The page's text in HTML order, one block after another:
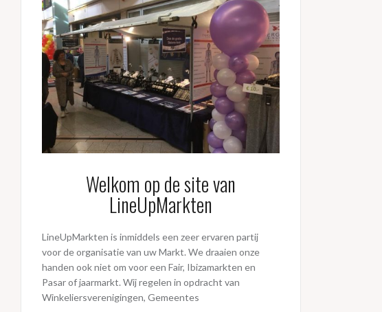
Welkom op de site van
LineUpMarkten
LineUpMarkten is inmiddels een zeer ervaren partij
voor de organisatie van uw Markt. We draaien onze
handen ook niet om voor een Fair, Ibizamarkten en
Pasar of jaarmarkt. Wij regelen in opdracht van
Winkeliersverenigingen, Gemeentes